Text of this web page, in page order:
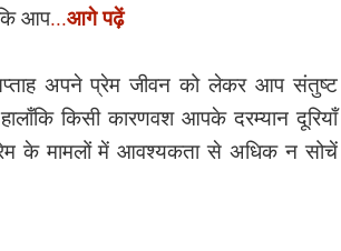
आप...आगे पढ़ें
अपने प्रेम जीवन को लेकर आप संतुष्ट
किसी कारणवश आपके दरम्यान दूरियाँ
के मामलों में आवश्यकता से अधिक न सोचें